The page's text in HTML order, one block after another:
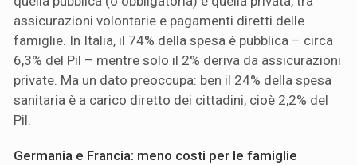
assicurazioni volontarie e pagamenti diretti delle
famiglie. In Italia, il 74% della spesa è pubblica – circa
6,3% del Pil – mentre solo il 2% deriva da assicurazioni
private. Ma un dato preoccupa: ben il 24% della spesa
sanitaria è a carico diretto dei cittadini, cioè 2,2% del
Pil.
Germania e Francia: meno costi per le famiglie